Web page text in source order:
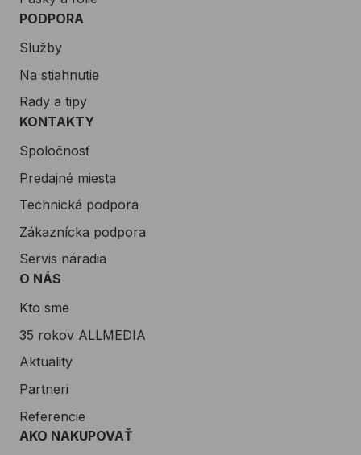
PODPORA
Služby
Na stiahnutie
Rady a tipy
KONTAKTY
Spoločnosť
Predajné miesta
Technická podpora
Zákaznícka podpora
Servis náradia
O NÁS
Kto sme
35 rokov ALLMEDIA
Aktuality
Partneri
Referencie
AKO NAKUPOVAŤ